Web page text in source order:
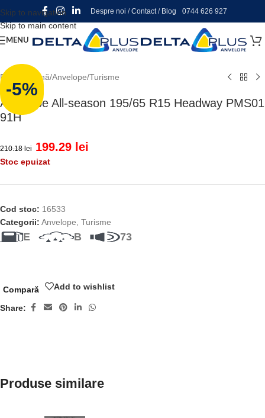
Skip to navigation
Skip to main content
Despre noi /Contact/ Blog 0744 626 927
MENU
-5%
Prima pagină/Anvelope/Turisme
Anvelope All-season 195/65 R15 Headway PMS01
91H
210.18lei 199.29 lei
Stoc epuizat
Cod stoc: 16533
Categorii: Anvelope Turisme
E B 73
Compară Add to wishlist
Share:
Produse similare